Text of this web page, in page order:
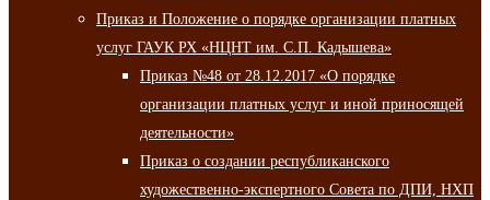
Приказ и Положение о порядке организации платных
услуг ГАУК РХ «НЦНТ им. С.П. Кадышева»
Приказ №48 от 28.12.2017 «О порядке
организации платных услуг и иной приносящей
деятельности»
Приказ о создании республиканского
художественно-экспертного Совета по ДПИ, НХП